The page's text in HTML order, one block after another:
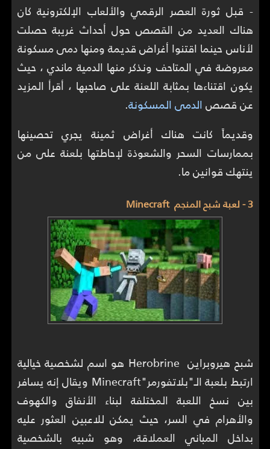
- قبل ثورة العصر الرقمي والألعاب الإلكترونية كان
هناك العديد من القصص حول أحداث غريبة حصلت
لأناس حينما اقتنوا أغراض قديمة ومنها دمى مسكونة
معروضة في المتاحف ونذكر منها الدمية ماندي ، حيث
يكون اقتناءها بمثابة اللعنة على صاحبها ، أقرأ المزيد
عن قصصالدمى المسكونة.
وقديماً كانت هناك أغراض ثمينة يجري تحصينها
بممارسات السحر والشعوذة لإحاطتها بلعنة على من
ينتهك قوانين ما.
3 - لعبة شبح المنجم Minecraft
شبح هيروبراين Herobrine هو اسم لشخصية خيالية
ارتبط بلعبة الـ"بلاتفورمر"Minecraft ويقال إنه يسافر
بين نسخ اللعبة المختلفة لبناء الأنفاق والكهوف
والأهرام في السر، حيث يمكن للاعبين العثور عليه
بداخل المباني العملاقة، وهو شبيه بالشخصية